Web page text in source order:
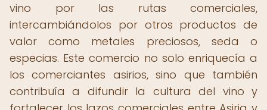
vino por las rutas comerciales,
intercambiándolos por otros productos de
valor como metales preciosos, seda o
especias. Este comercio no solo enriquecía a
los comerciantes asirios, sino que también
contribuía a difundir la cultura del vino y